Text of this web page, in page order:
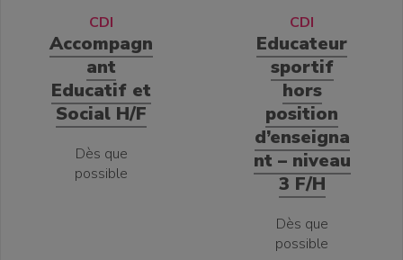
CDI
Accompagn
ant
Educatif et
Social H/F
Dès que
possible
CDI
Educateur
sportif
hors
position
d’enseigna
nt – niveau
3 F/H
Dès que
possible